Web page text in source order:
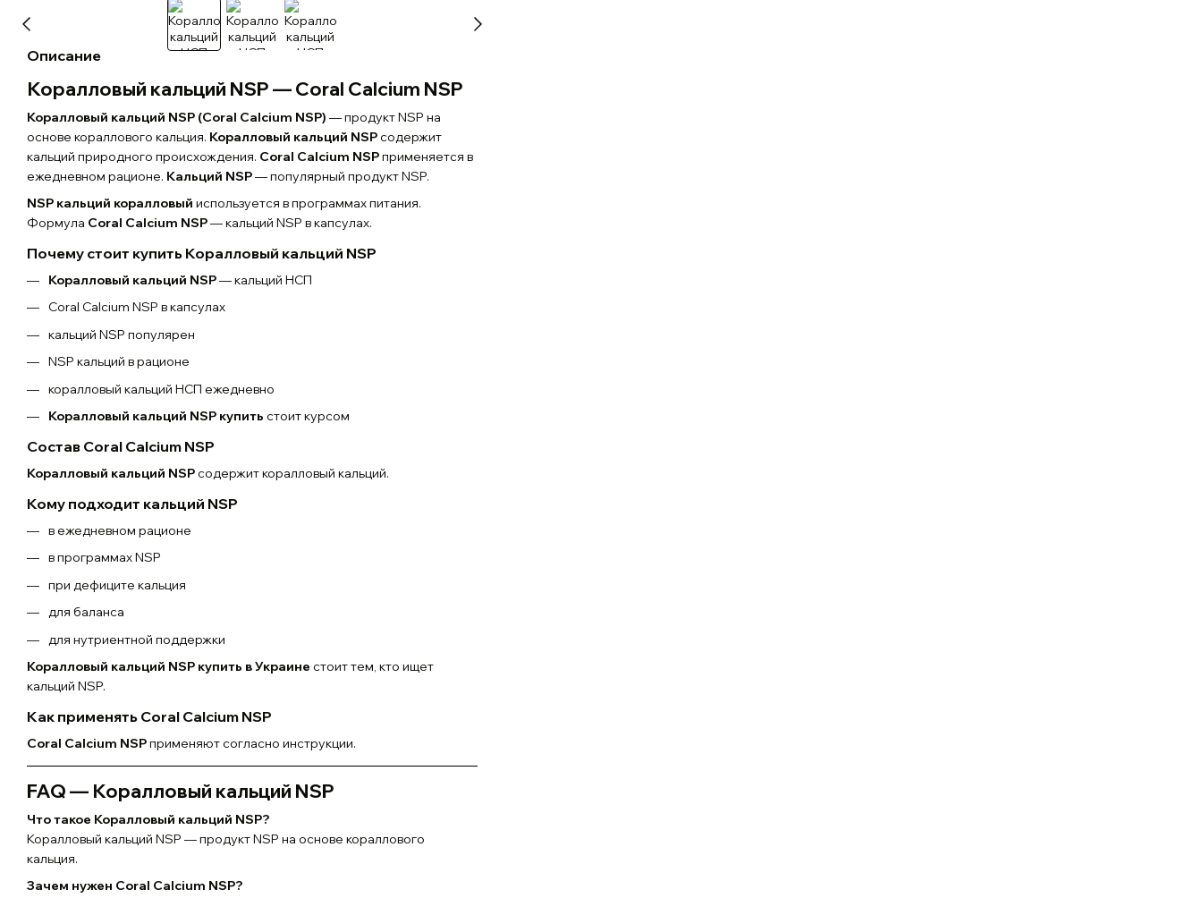
Описание
Коралловый кальций NSP — Coral Calcium NSP
Коралловый кальций NSP (Coral Calcium NSP) — продукт NSP на
основе кораллового кальция. Коралловый кальций NSPсодержит
кальций природного происхождения. Coral Calcium NSPприменяется в
ежедневном рационе. Кальций NSP— популярный продукт NSP.
NSP кальций коралловый используется в программах питания.
Формула Coral Calcium NSP— кальций NSP в капсулах.
Почему стоит купить Коралловый кальций NSP
Коралловый кальций NSP— кальций НСП
Coral Calcium NSP в капсулах
кальций NSP популярен
NSP кальций в рационе
коралловый кальций НСП ежедневно
Коралловый кальций NSP купить стоит курсом
Состав Coral Calcium NSP
Коралловый кальций NSPсодержит коралловый кальций.
Кому подходит кальций NSP
в ежедневном рационе
в программах NSP
при дефиците кальция
для баланса
для нутриентной поддержки
Коралловый кальций NSP купить в Украине стоит тем, кто ищет
кальций NSP.
Как применять Coral Calcium NSP
Coral Calcium NSPприменяют согласно инструкции.
FAQ — Коралловый кальций NSP
Что такое Коралловый кальций NSP?
Коралловый кальций NSP — продукт NSP на основе кораллового
кальция.
Зачем нужен Coral Calcium NSP?